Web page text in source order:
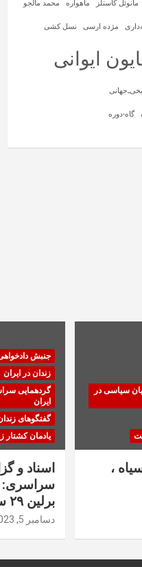
مانوئل کاستلز ماهواره‌ محمد مالجو
مژده ارسی نسل کشی
ایوانی
گاه-دوره
سیاسی در
،
جنبش
زندان در ایران
گردهمایی
ایران
گفتگوهای
یادمان
اسناد و
سراسری:
برلین ۲۹ سپتامبر ۲۰۲۳
دسامبر 5, 2023